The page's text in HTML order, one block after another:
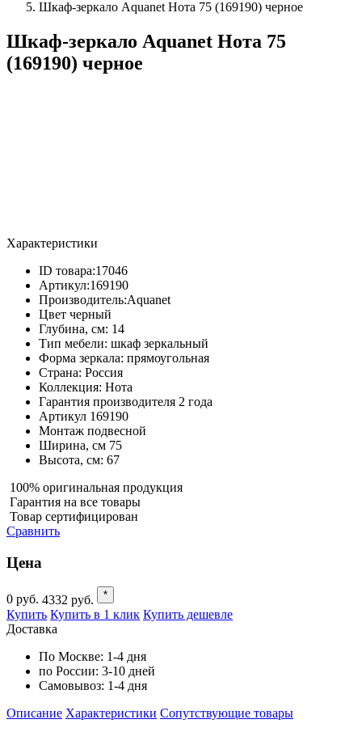
Шкаф-зеркало Aquanet Нота 75 (169190) черное
Шкаф-зеркало Aquanet Нота 75
(169190) черное
Характеристики
ID товара:17046
Артикул:169190
Производитель:Aquanet
Цвет черный
Глубина, см: 14
Тип мебели: шкаф зеркальный
Форма зеркала: прямоугольная
Страна: Россия
Коллекция: Нота
Гарантия производителя 2 года
Артикул 169190
Монтаж подвесной
Ширина, см 75
Высота, см: 67
100% оригинальная продукция
Гарантия на все товары
Товар сертифицирован
Сравнить
Цена
0 руб. 4332 руб. *
Купить Купить в 1 клик Купить дешевле
Доставка
По Москве: 1-4 дня
по России: 3-10 дней
Самовывоз: 1-4 дня
Описание Характеристики Cопутствующие товары